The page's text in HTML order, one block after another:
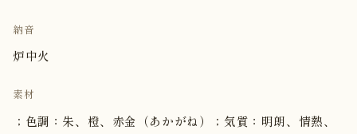
納音
炉中火
素材
；色調：朱、橙、赤金（あかがね）；気質：明朗、情熱、